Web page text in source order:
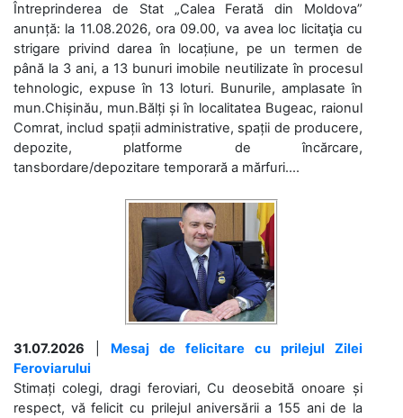
Întreprinderea de Stat „Calea Ferată din Moldova”
anunță: la 11.08.2026, ora 09.00, va avea loc licitaţia cu
strigare privind darea în locațiune, pe un termen de
până la 3 ani, a 13 bunuri imobile neutilizate în procesul
tehnologic, expuse în 13 loturi. Bunurile, amplasate în
mun.Chișinău, mun.Bălți și în localitatea Bugeac, raionul
Comrat, includ spații administrative, spații de producere,
depozite, platforme de încărcare,
tansbordare/depozitare temporară a mărfuri....
31.07.2026
Mesaj de felicitare cu prilejul Zilei
Feroviarului
Stimați colegi, dragi feroviari, Cu deosebită onoare și
respect, vă felicit cu prilejul aniversării a 155 ani de la